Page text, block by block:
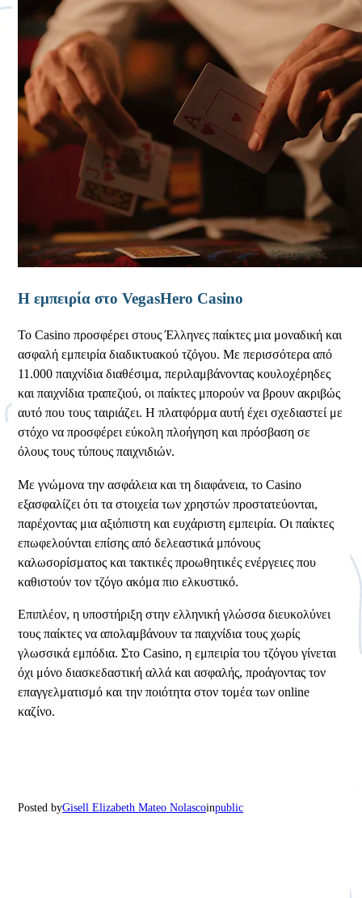
Η εμπειρία στο VegasHero Casino
Το Casino προσφέρει στους Έλληνες παίκτες μια μοναδική και
ασφαλή εμπειρία διαδικτυακού τζόγου. Με περισσότερα από
11.000 παιχνίδια διαθέσιμα, περιλαμβάνοντας κουλοχέρηδες
και παιχνίδια τραπεζιού, οι παίκτες μπορούν να βρουν ακριβώς
αυτό που τους ταιριάζει. Η πλατφόρμα αυτή έχει σχεδιαστεί με
στόχο να προσφέρει εύκολη πλοήγηση και πρόσβαση σε
όλους τους τύπους παιχνιδιών.
Με γνώμονα την ασφάλεια και τη διαφάνεια, το Casino
εξασφαλίζει ότι τα στοιχεία των χρηστών προστατεύονται,
παρέχοντας μια αξιόπιστη και ευχάριστη εμπειρία. Οι παίκτες
επωφελούνται επίσης από δελεαστικά μπόνους
καλωσορίσματος και τακτικές προωθητικές ενέργειες που
καθιστούν τον τζόγο ακόμα πιο ελκυστικό.
Επιπλέον, η υποστήριξη στην ελληνική γλώσσα διευκολύνει
τους παίκτες να απολαμβάνουν τα παιχνίδια τους χωρίς
γλωσσικά εμπόδια. Στο Casino, η εμπειρία του τζόγου γίνεται
όχι μόνο διασκεδαστική αλλά και ασφαλής, προάγοντας τον
επαγγελματισμό και την ποιότητα στον τομέα των online
καζίνο.
Posted byGisell Elizabeth Mateo Nolascoinpublic